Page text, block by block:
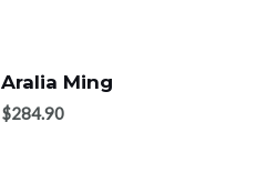
Aralia Ming
$284.90